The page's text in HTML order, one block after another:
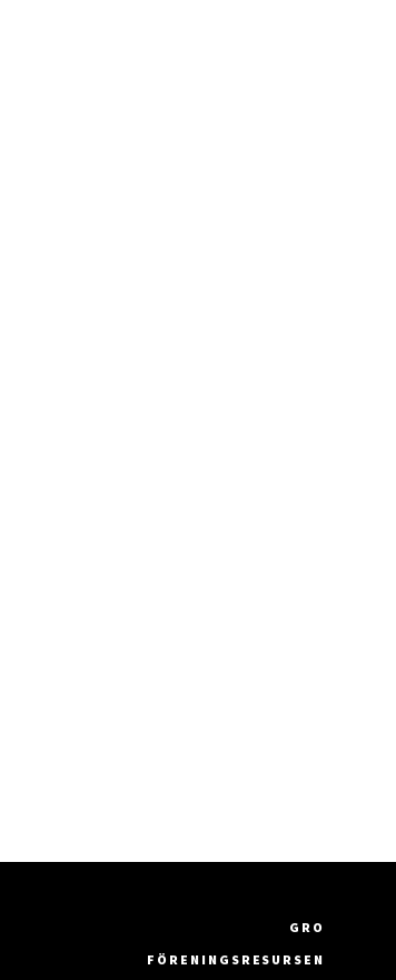
GRO
FÖRENINGSRESURSEN